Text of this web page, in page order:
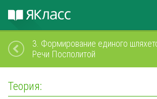
3. Формирование единого
Речи Посполитой
Теория: